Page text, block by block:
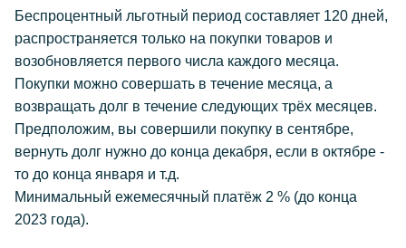
Беспроцентный льготный период составляет 120 дней,
распространяется только на покупки товаров и
возобновляется первого числа каждого месяца.
Покупки можно совершать в течение месяца, а
возвращать долг в течение следующих трёх месяцев.
Предположим, вы совершили покупку в сентябре,
вернуть долг нужно до конца декабря, если в октябре -
то до конца января и т.д.
Минимальный ежемесячный платёж 2 % (до конца
2023 года).